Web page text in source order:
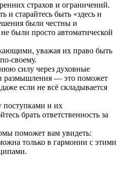
страхов и ограничений.
и старайтесь быть «здесь и
были честны и
были просто автоматической
уважая их право быть
своему.
силу через духовные
размышления — это поможет
если не всё складывается
поступками и их
брать ответственность за
поможет вам увидеть:
только в гармонии с этими